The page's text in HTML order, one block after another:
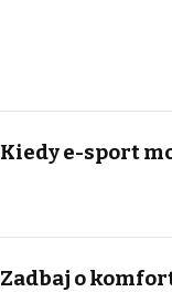
Kiedy e-sport
Zadbaj o